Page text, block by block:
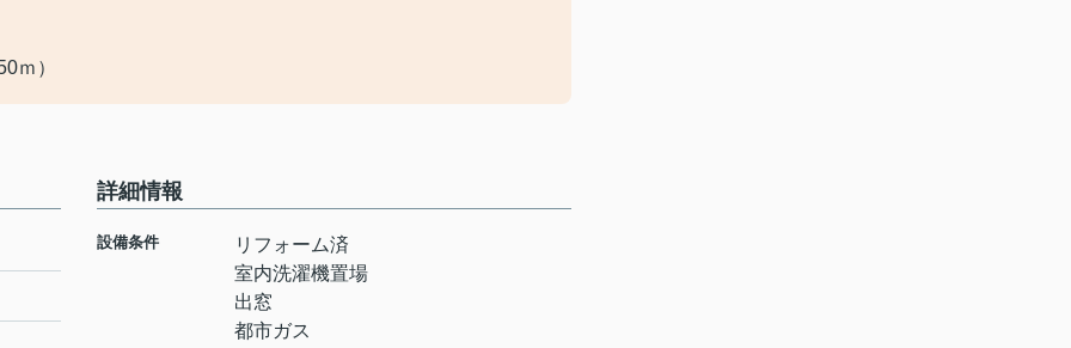
ｍ）
詳細情報
設備条件
リフォーム済
室内洗濯機置場
出窓
都市ガス